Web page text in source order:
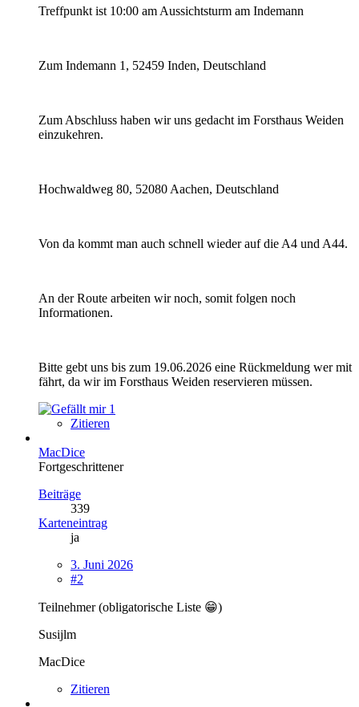
Treffpunkt ist 10:00 am Aussichtsturm am Indemann
Zum Indemann 1, 52459 Inden, Deutschland
Zum Abschluss haben wir uns gedacht im Forsthaus Weiden
einzukehren.
Hochwaldweg 80, 52080 Aachen, Deutschland
Von da kommt man auch schnell wieder auf die A4 und A44.
An der Route arbeiten wir noch, somit folgen noch
Informationen.
Bitte gebt uns bis zum 19.06.2026 eine Rückmeldung wer mit
fährt, da wir im Forsthaus Weiden reservieren müssen.
1
Zitieren
MacDice
Fortgeschrittener
Beiträge
339
Karteneintrag
ja
3. Juni 2026
#2
Teilnehmer (obligatorische Liste 😁)
Susijlm
MacDice
Zitieren